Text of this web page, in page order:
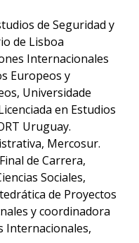
de Seguridad y
de Lisboa
Internacionales
Europeos y
Universidade
en Estudios
Uruguay.
Mercosur.
de Carrera,
Sociales,
de Proyectos
y coordinadora
Internacionales,